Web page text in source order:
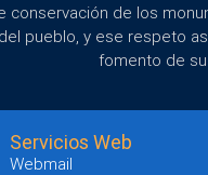
conservación de los
pueblo, y ese respeto
fomento de
Servicios Web
Webmail